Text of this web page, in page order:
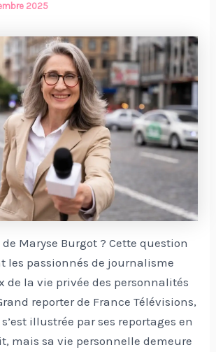
2025
Maryse Burgot ? Cette question
les passionnés de journalisme
de la vie privée des personnalités
reporter de France Télévisions,
illustrée par ses reportages en
mais sa vie personnelle demeure